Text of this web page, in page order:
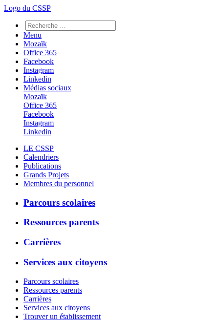
Logo du CSSP
Menu
Mozaïk
Office 365
Facebook
Instagram
Linkedin
Médias sociaux
Mozaïk
Office 365
Facebook
Instagram
Linkedin
LE CSSP
Calendriers
Publications
Grands Projets
Membres du personnel
Parcours scolaires
Ressources parents
Carrières
Services aux citoyens
Parcours scolaires
Ressources parents
Carrières
Services aux citoyens
Trouver un établissement